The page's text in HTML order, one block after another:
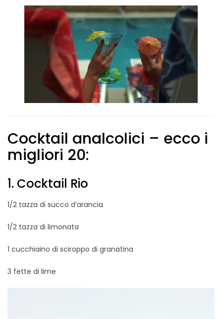
Cocktail analcolici – ecco i
migliori 20:
1. Cocktail Rio
1/2 tazza di succo d’arancia
1/2 tazza di limonata
1 cucchiaino di sciroppo di granatina
3 fette di lime